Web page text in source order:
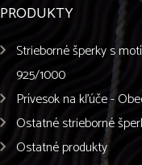
PRODUKTY
Strieborné šperky s
925/1000
Prívesok na kľúče -
Ostatné strieborné
Ostatné produkty